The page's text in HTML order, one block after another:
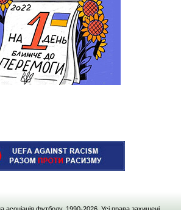
асоціація футболу, 1990-2026. Усі права захищені